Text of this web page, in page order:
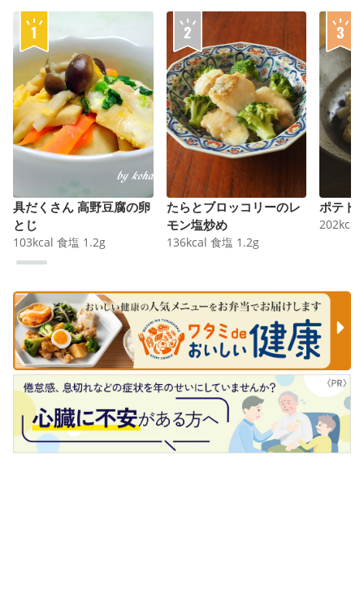
具だくさん 高野豆腐の卵
とじ
103kcal 食塩 1.2g
たらとブロッコリーのレ
モン塩炒め
136kcal 食塩 1.2g
ポテト
202kcal